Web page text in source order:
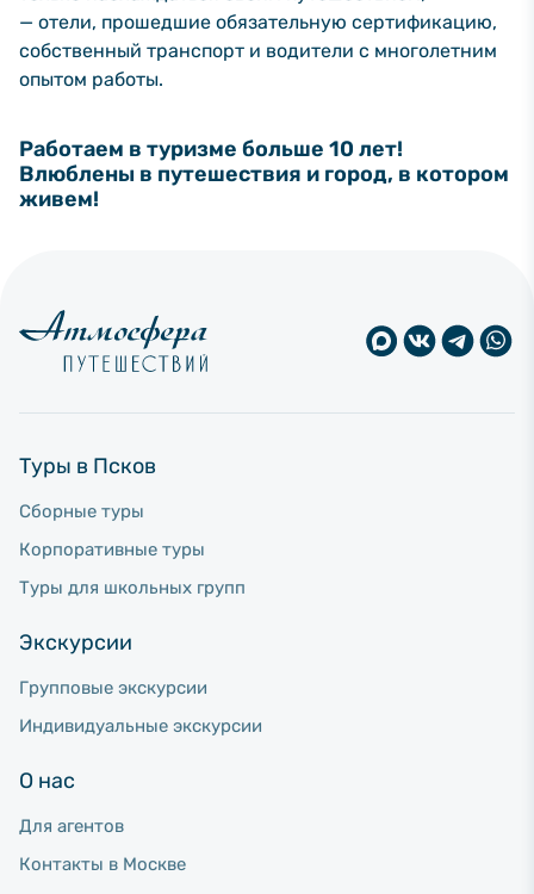
— отели, прошедшие обязательную сертификацию,
собственный транспорт и водители с многолетним
опытом работы.
Работаем в туризме больше 10 лет!
Влюблены в путешествия и город, в котором
живем!
Туры в Псков
Сборные туры
Корпоративные туры
Туры для школьных групп
Экскурсии
Групповые экскурсии
Индивидуальные экскурсии
О нас
Для агентов
Контакты в Москве